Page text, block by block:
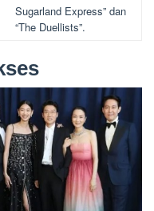
Sugarland Express” dan
“The Duellists”.